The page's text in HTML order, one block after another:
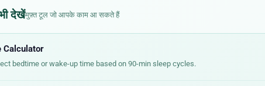
देखेंमुफ़्त टूल जो आपके काम आ सकते हैं
Calculator
bedtime or wake-up time based on 90-min sleep cycles.